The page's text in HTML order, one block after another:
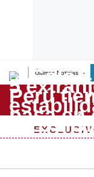
Últimas Noticias
Lo último
Peru Quiosco
Management &